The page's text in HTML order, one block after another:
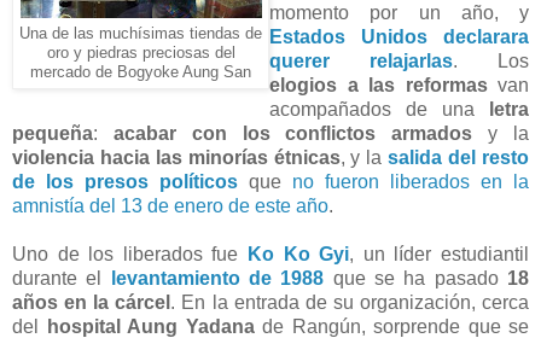
Una de las muchísimas tiendas de
oro y piedras preciosas del
mercado de Bogyoke Aung San
momento por un año, y
Estados Unidos declarara
querer relajarlas. Los
elogios a las reformasvan
acompañados de una
letra
pequeña: acabar con los conflictos armados y la
violencia hacia las minorías étnicas, y lasalida del resto
de los presos políticos que no fueron liberados en la
amnistía del 13 de enero de este año.
Uno de los liberados fue Ko Ko Gyi, un líder estudiantil
durante el
levantamiento de 1988 que se ha pasado 18
años en la cárcel . En la entrada de su organización, cerca
del
hospital Aung Yadanade Rangún, sorprende que se